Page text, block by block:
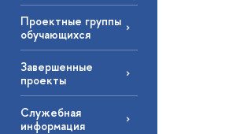
Проектные группы
обучающихся
Завершенные
проекты
Служебная
информация